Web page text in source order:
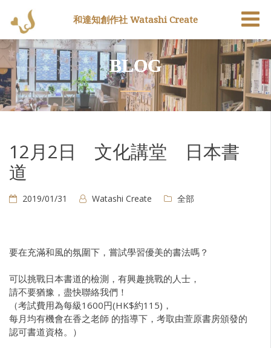
BLOG
12月2日 文化講堂 日本書
道
2019/01/31 Watashi Create 全部
要在充滿和風的氛圍下，嘗試學習優美的書法嗎？
可以挑戰日本書道的檢測，有興趣挑戰的人士，
請不要猶豫，盡快聯絡我們！
（考試費用為每級1600円(HK$約115)，
每月均有機會在香之老師 的指導下，考取由萱原書房頒發的
認可書道資格。）
和達知創作社 Watashi Create